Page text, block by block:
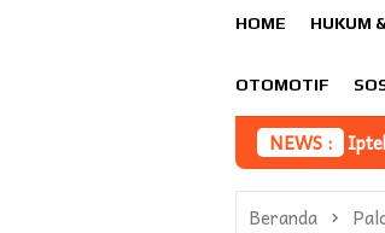
HOME HUKUM
OTOMOTIF
NEWS :
Pemajuan Iptek Daerah, Asisten III
Beranda